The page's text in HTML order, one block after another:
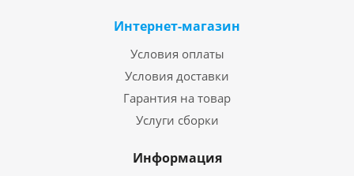
Интернет-магазин
Условия оплаты
Условия доставки
Гарантия на товар
Услуги сборки
Информация